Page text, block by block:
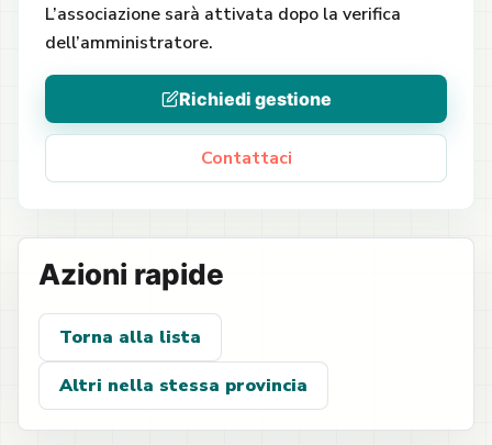
L’associazione sarà attivata dopo la verifica
dell’amministratore.
Richiedi gestione
Contattaci
Azioni rapide
Torna alla lista
Altri nella stessa provincia